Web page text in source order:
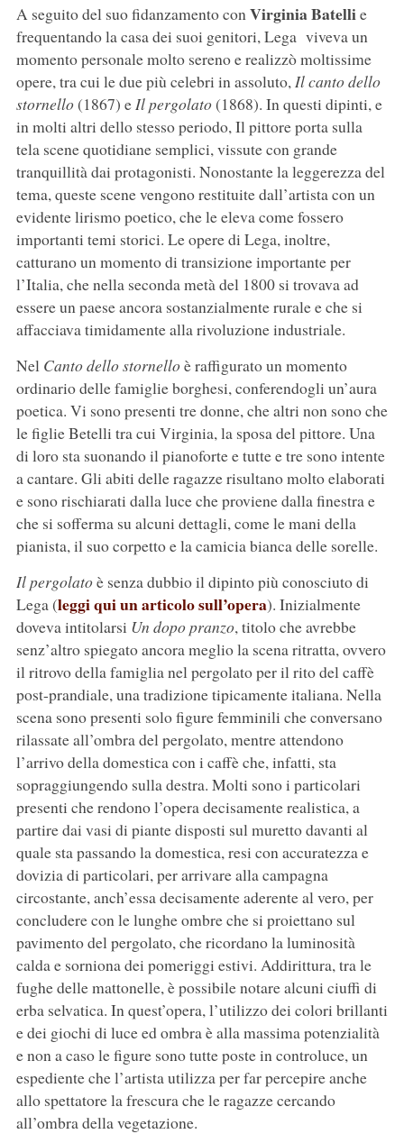
A seguito del suo fidanzamento conVirginia Batellie
frequentando la casa dei suoi genitori, Lega viveva un
momento personale molto sereno e realizzò moltissime
opere, tra cui le due più celebri in assoluto,Il canto dello
stornello(1867) eIl pergolato(1868). In questi dipinti, e
in molti altri dello stesso periodo, Il pittore porta sulla
tela scene quotidiane semplici, vissute con grande
tranquillità dai protagonisti. Nonostante la leggerezza del
tema, queste scene vengono restituite dall’artista con un
evidente lirismo poetico, che le eleva come fossero
importanti temi storici. Le opere di Lega, inoltre,
catturano un momento di transizione importante per
l’Italia, che nella seconda metà del 1800 si trovava ad
essere un paese ancora sostanzialmente rurale e che si
affacciava timidamente alla rivoluzione industriale.
Nel Canto dello stornelloè raffigurato un momento
ordinario delle famiglie borghesi, conferendogli un’aura
poetica. Vi sono presenti tre donne, che altri non sono che
le figlie Betelli tra cui Virginia, la sposa del pittore. Una
di loro sta suonando il pianoforte e tutte e tre sono intente
a cantare. Gli abiti delle ragazze risultano molto elaborati
e sono rischiarati dalla luce che proviene dalla finestra e
che si sofferma su alcuni dettagli, come le mani della
pianista, il suo corpetto e la camicia bianca delle sorelle.
Il pergolatoè senza dubbio il dipinto più conosciuto di
Lega (leggi qui un articolo sull’opera). Inizialmente
doveva intitolarsi Un dopo pranzo, titolo che avrebbe
senz’altro spiegato ancora meglio la scena ritratta, ovvero
il ritrovo della famiglia nel pergolato per il rito del caffè
post-prandiale, una tradizione tipicamente italiana. Nella
scena sono presenti solo figure femminili che conversano
rilassate all’ombra del pergolato, mentre attendono
l’arrivo della domestica con i caffè che, infatti, sta
sopraggiungendo sulla destra. Molti sono i particolari
presenti che rendono l’opera decisamente realistica, a
partire dai vasi di piante disposti sul muretto davanti al
quale sta passando la domestica, resi con accuratezza e
dovizia di particolari, per arrivare alla campagna
circostante, anch’essa decisamente aderente al vero, per
concludere con le lunghe ombre che si proiettano sul
pavimento del pergolato, che ricordano la luminosità
calda e sorniona dei pomeriggi estivi. Addirittura, tra le
fughe delle mattonelle, è possibile notare alcuni ciuffi di
erba selvatica. In quest’opera, l’utilizzo dei colori brillanti
e dei giochi di luce ed ombra è alla massima potenzialità
e non a caso le figure sono tutte poste in controluce, un
espediente che l’artista utilizza per far percepire anche
allo spettatore la frescura che le ragazze cercando
all’ombra della vegetazione.